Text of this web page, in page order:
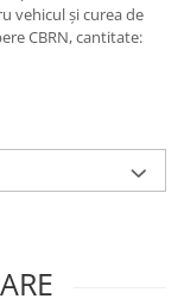
vehicul și curea de
CBRN, cantitate: